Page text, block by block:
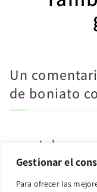
Gestionar el
Para ofrecer las
Un
de boniato
Lola
marzo 11, 2022
Hola.